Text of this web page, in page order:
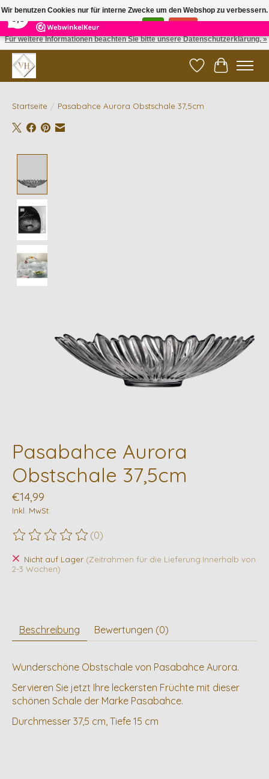
5 Reviews ×
✓ Gratis verzending vanaf €200 | ✓ 14 dagen retourneren
Wunschzettel
Ihr
Startseite / Pasabahce Aurora Obstschale 37,5cm
Pasabahce Aurora
Obstschale 37,5cm
€14,99
Inkl. MwSt.
Die Bewertung dieses Produkts ist
(0)
Nicht auf Lager (Zeitrahmen für die Lieferung:Innerhalb von
2-3 Wochen)
Beschreibung Bewertungen (0)
Wunderschöne Obstschale von Pasabahce Aurora.
Servieren Sie jetzt Ihre leckersten Früchte mit dieser
schönen Schale der Marke Pasabahce.
Durchmesser 37,5 cm, Tiefe 15 cm
Wir benutzen Cookies nur für interne Zwecke um den Webshop zu verbessern.
Ist das in Ordnung?
Für weitere Informationen beachten Sie bitte unsere Datenschutzerklärung. »